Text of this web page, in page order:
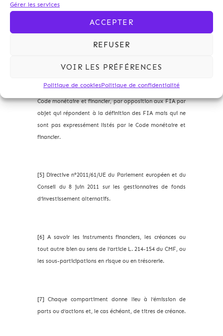
Gérer les services
ACCEPTER
REFUSER
VOIR LES PRÉFÉRENCES
Politique de cookiesPolitique de confidentialité
[3] Publié au Journal Officiel et entré en vigueur le 22
dans lesquelles les OFS peuvent octroyer des prêts aux
[4] Catégorie des FIA qui sont expressément listés par le
Code monétaire et financier, par opposition aux FIA par
objet qui répondent à la définition des FIA mais qui ne
sont pas expressément listés par le Code monétaire et
financier.
[5] Directive n°2011/61/UE du Parlement européen et du
Conseil du 8 juin 2011 sur les gestionnaires de fonds
d’investissement alternatifs.
[6] A savoir les instruments financiers, les créances ou
tout autre bien au sens de l’article L. 214-154 du CMF, ou
les sous-participations en risque ou en trésorerie.
[7] Chaque compartiment donne lieu à l’émission de
parts ou d’actions et, le cas échéant, de titres de créance.